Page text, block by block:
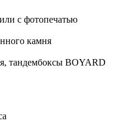
с фотопечатью
камня
тандембоксы BOYARD